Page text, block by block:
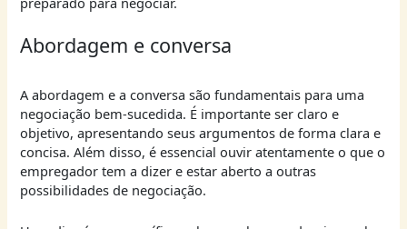
Abordagem e conversa
A abordagem e a conversa são fundamentais para uma
negociação bem-sucedida. É importante ser claro e
objetivo, apresentando seus argumentos de forma clara e
concisa. Além disso, é essencial ouvir atentamente o que o
empregador tem a dizer e estar aberto a outras
possibilidades de negociação.